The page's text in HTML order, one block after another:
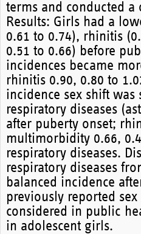
terms and conducted
Results: Girls had a
0.61 to 0.74), rhinitis
0.51 to 0.66) before
incidences became
rhinitis 0.90, 0.80 to
incidence sex shift
respiratory diseases
after puberty onset;
multimorbidity 0.66,
respiratory diseases.
respiratory diseases
balanced incidence
previously reported
considered in public
in adolescent girls.